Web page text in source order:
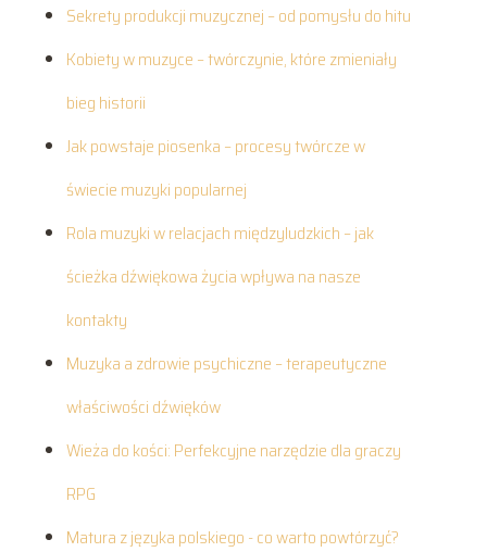
Sekrety produkcji muzycznej – od pomysłu do hitu
Kobiety w muzyce – twórczynie, które zmieniały
bieg historii
Jak powstaje piosenka – procesy twórcze w
świecie muzyki popularnej
Rola muzyki w relacjach międzyludzkich – jak
ścieżka dźwiękowa życia wpływa na nasze
kontakty
Muzyka a zdrowie psychiczne – terapeutyczne
właściwości dźwięków
Wieża do kości: Perfekcyjne narzędzie dla graczy
RPG
Matura z języka polskiego - co warto powtórzyć?